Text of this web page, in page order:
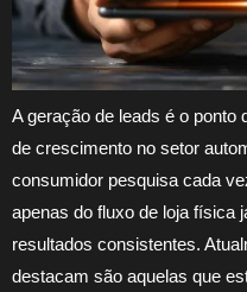
A geração de leads é o ponto
de crescimento no setor
consumidor pesquisa cada
apenas do fluxo de loja física
resultados consistentes.
destacam são aquelas que